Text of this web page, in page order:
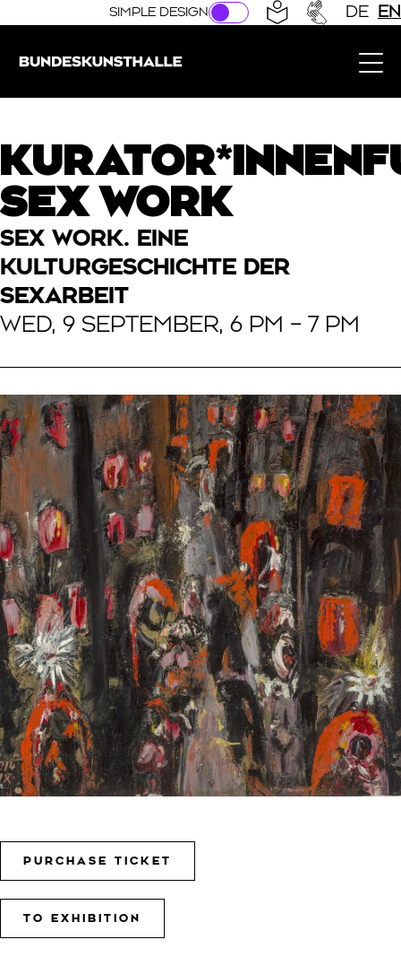
Direkt zur Hauptnavigation springen
Direkt zum Hauptinhalt springen
SIMPLE DESIGN DE EN
SEX WORK
SEX WORK. EINE
KULTURGESCHICHTE DER
SEXARBEIT
WED, 9 SEPTEMBER, 6 PM – 7 PM
PURCHASE TICKET
TO EXHIBITION